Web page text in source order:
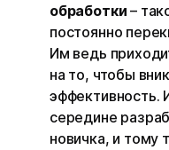
обработки–
постоянно
Им ведь
на то, чтобы
эффективность.
середине
новичка, и тому